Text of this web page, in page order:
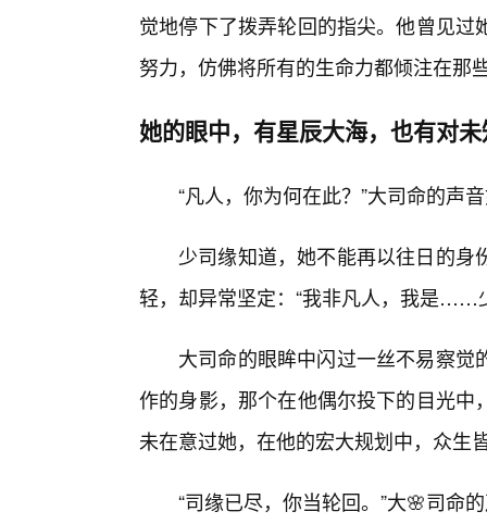
觉地停下了拨弄轮回的指尖。他曾见
努力，仿佛将所有的生命力都倾注在那
她的眼中，有星辰大海，也有对
“凡人，你为何在此？”大司命的声
少司缘知道，她不能再以往日的身
轻，却异常坚定：“我非凡人，我是……
大司命的眼眸中闪过一丝不易察
作的身影，那个在他偶尔投下的目光
未在意过她，在他的宏大规划中，众生
“司缘已尽，你当轮回。”大🌸司命